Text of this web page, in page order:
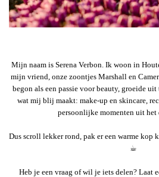
Mijn naam is Serena Verbon. Ik woon in
mijn vriend, onze zoontjes Marshall en
begon als een passie voor beauty, groeide
wat mij blij maakt: make-up en skincare,
persoonlijke momenten uit het
Dus scroll lekker rond, pak er een warme
☕︎
Heb je een vraag of wil je iets delen? Laat